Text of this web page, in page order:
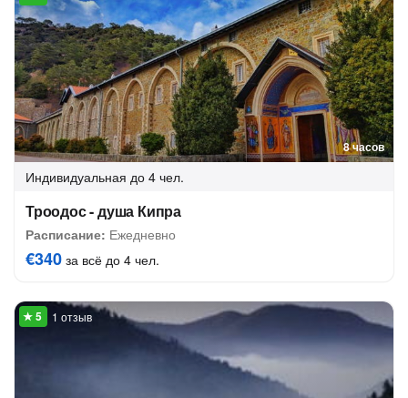
8 часов
Индивидуальная до 4 чел.
Троодос - душа Кипра
Расписание: Ежедневно
€340 за всё до 4 чел.
1 отзыв